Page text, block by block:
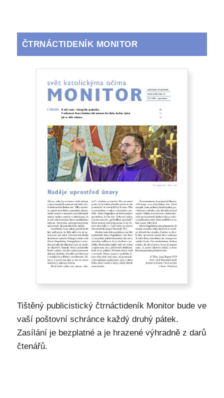
ČTRNÁCTIDENÍK MONITOR
Tištěný publicistický čtrnáctideník Monitor bude ve
vaší poštovní schránce každý druhý pátek.
Zasílání je bezplatné a je hrazené výhradně z darů
čtenářů.